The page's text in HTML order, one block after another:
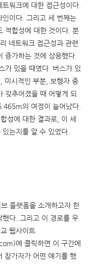
워크에 대한 접근성이다.
이다. 그리고 세 번째는
적합성에 대한 것이다. 분
네트워크 접근성과 관련
가하는 것에 상응했다.
가 있을 때였다. 버스가 있
미시적인 부분, 보행자 중
갖추어졌을 때 어떻게 되
의 여정이 늘어났다.
성에 대한 결과로, 이 세
는지를 알 수 있었다.
플랫폼을 소개하고자 한
다. 그리고 이 경로를 우
웹사이트
에 클릭하면 이 구간에
참가자가 어떤 얘기를 했